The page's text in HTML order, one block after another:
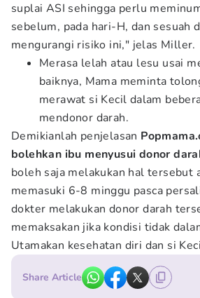
suplai ASI sehingga perlu
sebelum, pada hari-H, dan sesuah
mengurangi risiko ini," jelas Miller.
Merasa lelah atau lesu usai
baiknya, Mama meminta
merawat si Kecil dalam
mendonor darah.
Demikianlah penjelasan
bolehkan ibu menyusui donor
boleh saja melakukan hal tersebut
memasuki 6-8 minggu pasca
dokter melakukan donor darah
memaksakan jika kondisi tidak
Utamakan kesehatan diri dan si
Share Article